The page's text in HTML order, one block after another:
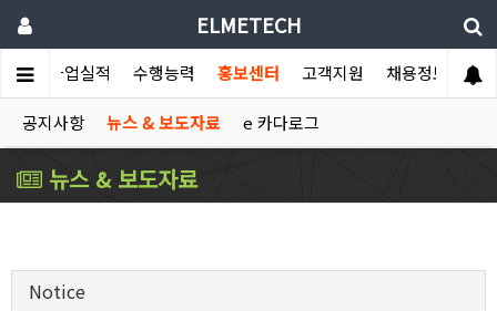
ELMETECH
개 사업실적 수행능력 홍보센터 고객지원 채용정보
공지사항 뉴스 & 보도자료 e 카다로그
뉴스 & 보도자료
Notice